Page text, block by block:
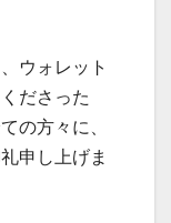
ウォレット
ださった
の方々に、
申し上げま